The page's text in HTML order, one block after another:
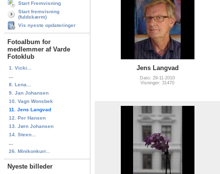
Start Fremvisning
Start fremvisning
(fuldskærm)
Vis nyeste opdateringer
Fotoalbum for
medlemmer af Varde
Fotoklub
1. Vicki...
8. Lena...
9. Jan Johansen
10. Vagn Wonsbek
11. Jens Langvad
12. Per Hansen
13. Jørn Johansen
14. Steen...
26. Minikonkurr...
Nyeste billeder
Jens Langvad
Dato: 29-11-2010
Visninger: 31470